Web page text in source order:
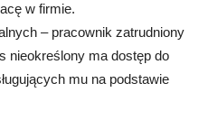
w firmie.
– pracownik zatrudniony
nieokreślony ma dostęp do
mu na podstawie